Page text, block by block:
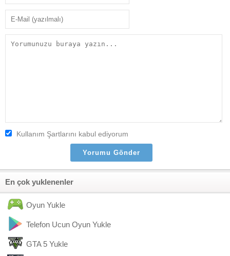
Kullanım Şartlarını kabul ediyorum
En çok yuklenenler
Oyun Yukle
Telefon Ucun Oyun Yukle
GTA 5 Yukle